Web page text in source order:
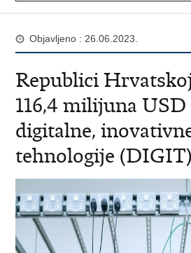
Objavljeno : 26.06.2023.
Republici
116,4 milijuna
digitalne,
tehnologije (DIGIT)